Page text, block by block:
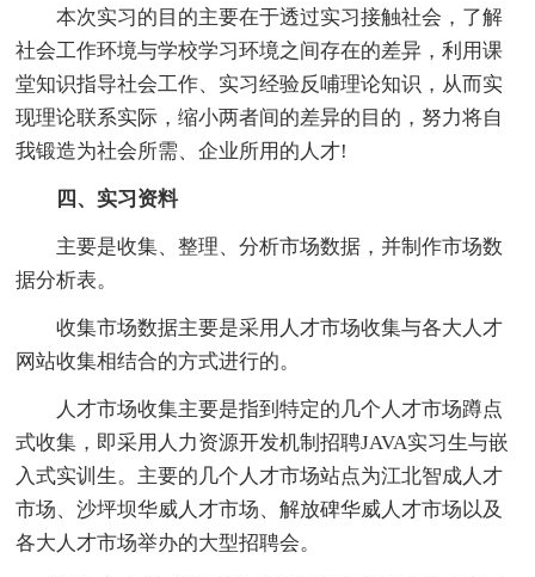
本次实习的目的主要在于透过实习接触社会，了解
社会工作环境与学校学习环境之间存在的差异，利用课
堂知识指导社会工作、实习经验反哺理论知识，从而实
现理论联系实际，缩小两者间的差异的目的，努力将自
我锻造为社会所需、企业所用的人才!
四、实习资料
主要是收集、整理、分析市场数据，并制作市场数
据分析表。
收集市场数据主要是采用人才市场收集与各大人才
网站收集相结合的方式进行的。
人才市场收集主要是指到特定的几个人才市场蹲点
式收集，即采用人力资源开发机制招聘JAVA实习生与嵌
入式实训生。主要的几个人才市场站点为江北智成人才
市场、沙坪坝华威人才市场、解放碑华威人才市场以及
各大人才市场举办的大型招聘会。